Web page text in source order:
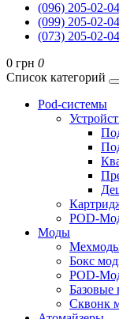
(096) 205-02-04
(099) 205-02-04
(073) 205-02-04
0 грн 0
Список категорий
Pod-системы
POD-
Моды
Бокс
POD-
Базовые
Сквонк